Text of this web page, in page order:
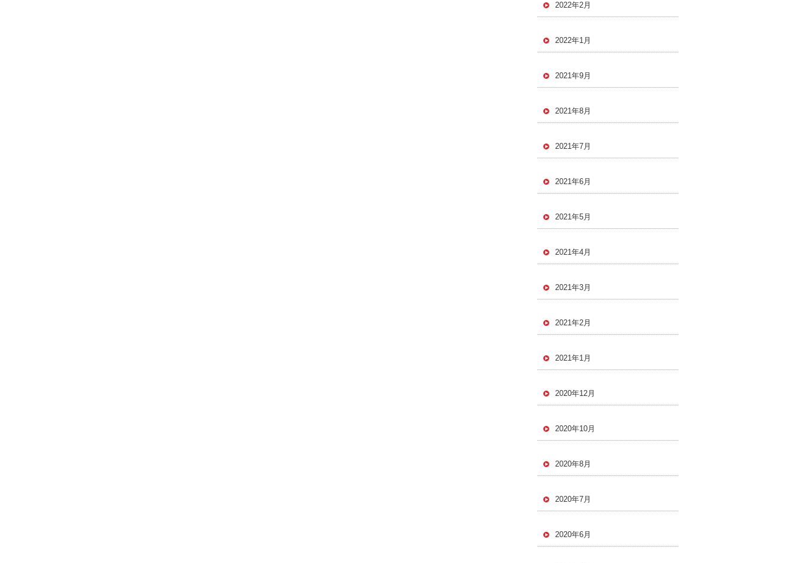
2022年2月
2022年1月
2021年9月
2021年8月
2021年7月
2021年6月
2021年5月
2021年4月
2021年3月
2021年2月
2021年1月
2020年12月
2020年10月
2020年8月
2020年7月
2020年6月